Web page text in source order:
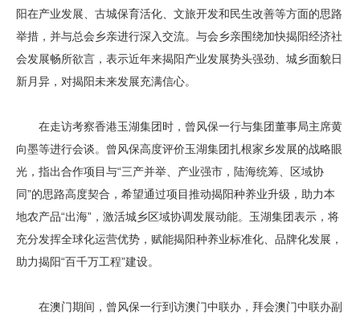
阳在产业发展、古城保育活化、文旅开发和民生改善等方面的思路
举措，并与总会乡亲进行深入交流。与会乡亲围绕加快揭阳经济社
会发展畅所欲言，表示近年来揭阳产业发展势头强劲、城乡面貌日
新月异，对揭阳未来发展充满信心。
在走访考察香港玉湖集团时，曾风保一行与集团董事局主席黄
向墨等进行会谈。曾风保高度评价玉湖集团扎根家乡发展的战略眼
光，指出合作项目与“三产并举、产业强市，陆海统筹、区域协
同”的思路高度契合，希望通过项目推动揭阳种养业升级，助力本
地农产品“出海”，激活城乡区域协调发展动能。玉湖集团表示，将
充分发挥全球化运营优势，赋能揭阳种养业标准化、品牌化发展，
助力揭阳“百千万工程”建设。
在澳门期间，曾风保一行到访澳门中联办，拜会澳门中联办副